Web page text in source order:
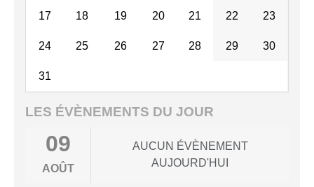
17 18 19 20 21 22 23
24 25 26 27 28 29 30
31
LES ÉVÈNEMENTS DU JOUR
09
AOÛT
AUCUN ÉVÈNEMENT
AUJOURD'HUI